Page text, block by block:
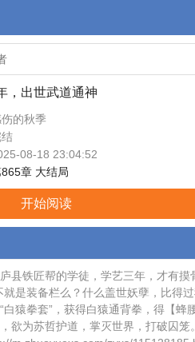
，出世武道通神
的秋季
08-18 23:04:52
章 大结局
开始阅读
县铁匠帮的学徒，学艺三年，才有
是装备栏么？什么盖世妖孽，比得
“白猿拳套”，获得白猿通背拳，得【
欲为苏哲护道，掌灭世界，打破囚